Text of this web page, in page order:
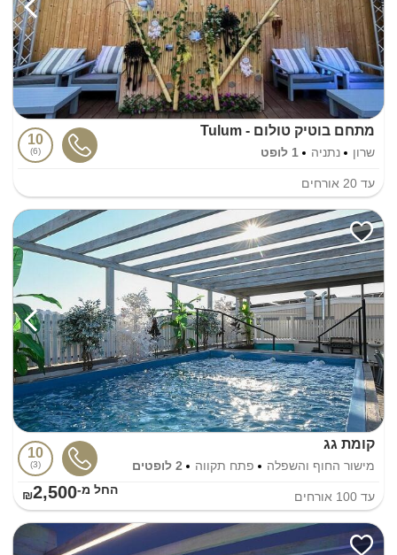
מתחם בוטיק טולום - Tulum
שרון נתניה 1 לופט
10
6
עד 20 אורחים
קומת גג
מישור החוף והשפלה פתח תקווה 2 לופטים
10
3
עד 100 אורחים החל מ-₪2,500